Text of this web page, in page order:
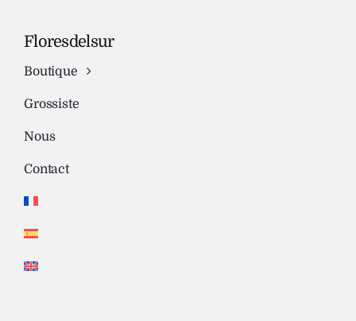
Floresdelsur
Boutique
Grossiste
Nous
Contact